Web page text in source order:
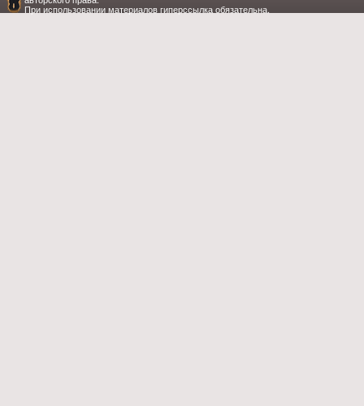
При использовании материалов гиперссылка обязательна.